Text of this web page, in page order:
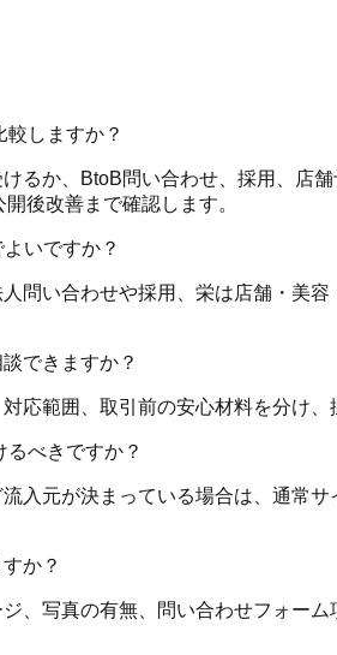
しますか？
るか、BtoB問い合わせ、採用、店
後改善まで確認します。
いですか？
問い合わせや採用、栄は店舗・美
できますか？
応範囲、取引前の安心材料を分け
べきですか？
入元が決まっている場合は、通常
か？
、写真の有無、問い合わせフォー